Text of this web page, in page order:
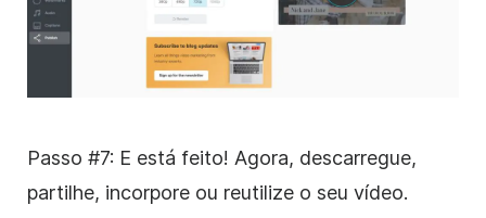
Passo #7: E está feito! Agora, descarregue,
partilhe, incorpore ou reutilize o seu vídeo.